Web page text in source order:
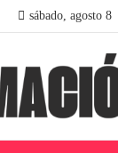
sábado, agosto 8